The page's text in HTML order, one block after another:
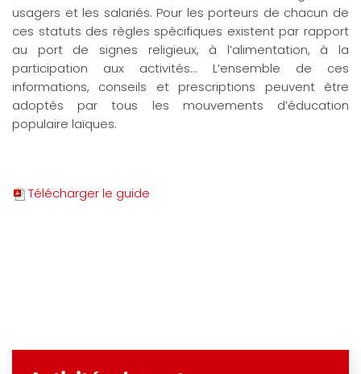
usagers et les salariés. Pour les porteurs de chacun de
ces statuts des règles spécifiques existent par rapport
au port de signes religieux, à l’alimentation, à la
participation aux activités… L’ensemble de ces
informations, conseils et prescriptions peuvent être
adoptés par tous les mouvements d’éducation
populaire laïques.
Télécharger le guide